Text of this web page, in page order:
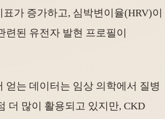
가 증가하고, 심박변이율(HRV)이
련된 유전자 발현 프로필이
얻는 데이터는 임상 의학에서 질병
더 많이 활용되고 있지만, CKD